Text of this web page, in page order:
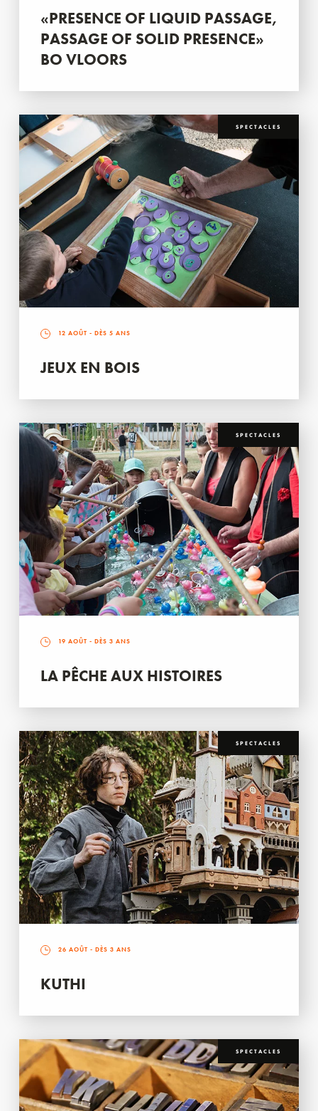
«PRESENCE OF LIQUID PASSAGE,
PASSAGE OF SOLID PRESENCE»
BO VLOORS
SPECTACLES
12 AOÛT - DÈS 5 ANS
JEUX EN BOIS
SPECTACLES
19 AOÛT - DÈS 3 ANS
LA PÊCHE AUX HISTOIRES
SPECTACLES
26 AOÛT - DÈS 3 ANS
KUTHI
SPECTACLES